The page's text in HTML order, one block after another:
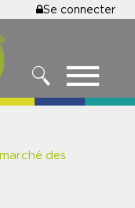
MENU
DE
Se connecter
MENU
des